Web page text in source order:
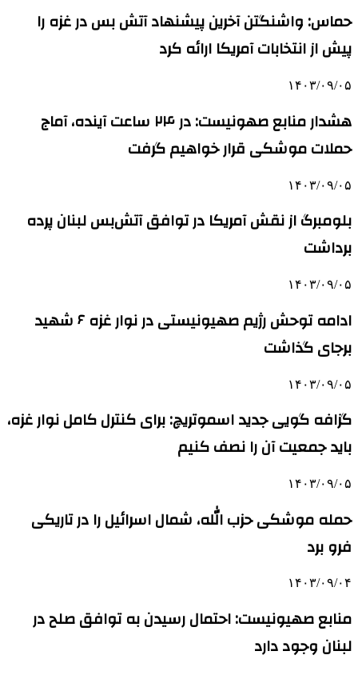
حماس: واشنگتن آخرین پیشنهاد آتش بس در غزه را
پیش از انتخابات آمریکا ارائه کرد
۱۴۰۳/۰۹/۰۵
هشدار منابع صهونیست: در ۲۴ ساعت آینده، آماج
حملات موشکی قرار خواهیم گرفت
۱۴۰۳/۰۹/۰۵
بلومبرگ از نقش آمریکا در توافق آتش‌بس لبنان پرده
برداشت
۱۴۰۳/۰۹/۰۵
ادامه توحش رژیم صهیونیستی در نوار غزه ۶ شهید
برجای گذاشت
۱۴۰۳/۰۹/۰۵
گزافه گویی جدید اسموتریچ: برای کنترل کامل نوار غزه،
باید جمعیت آن را نصف کنیم
۱۴۰۳/۰۹/۰۵
حمله موشکی حزب الله، شمال اسرائیل را در تاریکی
فرو برد
۱۴۰۳/۰۹/۰۴
منابع صهیونیست: احتمال رسیدن به توافق صلح در
لبنان وجود دارد